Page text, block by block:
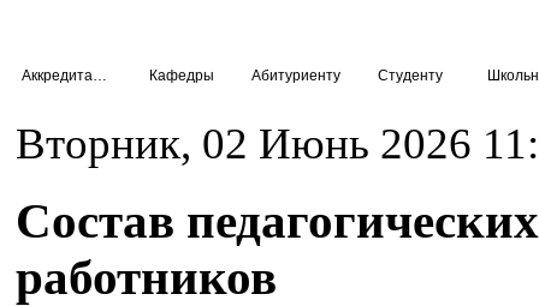
Кафедры Абитуриенту Студенту
Вторник, 02 Июнь 2026
Состав педагогических
работников